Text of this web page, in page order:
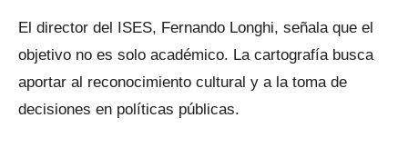
El director del ISES, Fernando Longhi, señala que el
objetivo no es solo académico. La cartografía busca
aportar al reconocimiento cultural y a la toma de
decisiones en políticas públicas.